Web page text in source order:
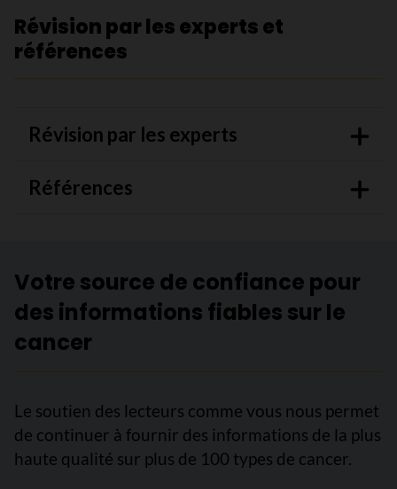
Révision par les experts et
références
Révision par les experts
Références
Votre source de confiance pour
des informations fiables sur le
cancer
Le soutien des lecteurs comme vous nous permet
de continuer à fournir des informations de la plus
haute qualité sur plus de 100 types de cancer.